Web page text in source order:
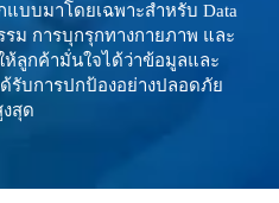
บบมาโดยเฉพาะสำหรับ Data
รม การบุกรุกทางกายภาพ และ
ห้ลูกค้ามั่นใจได้ว่าข้อมูลและ
บการปกป้องอย่างปลอดภัย
งสุด